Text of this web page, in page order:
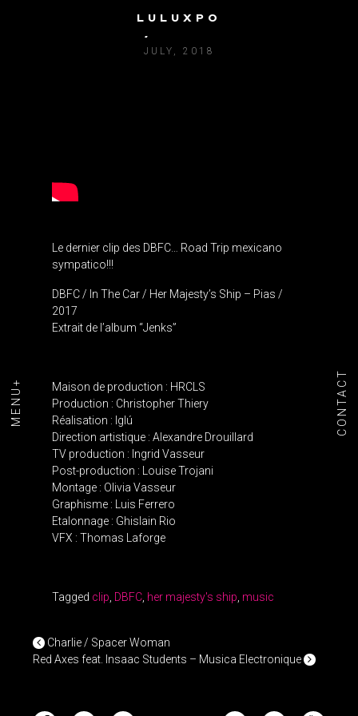
LULUXPO
MENU+ CONTACT
JULY, 2018
Le dernier clip des DBFC… Road Trip mexicano
sympatico!!!
DBFC / In The Car / Her Majesty’s Ship – Pias /
2017
Extrait de l’album “Jenks”
Maison de production : HRCLS
Production : Christopher Thiery
Réalisation : Iglú
Direction artistique : Alexandre Drouillard
TV production : Ingrid Vasseur
Post-production : Louise Trojani
Montage : Olivia Vasseur
Graphisme : Luis Ferrero
Etalonnage : Ghislain Rio
VFX : Thomas Laforge
Tagged clip DBFC her majesty's ship music
POST NAVIGATION
Charlie / Spacer Woman
Red Axes feat. Insaac Students – Musica Electronique